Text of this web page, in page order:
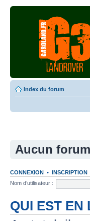
Index du forum
Aucun
CONNEXION • INSCRIPTION
Nom d’utilisateur :
QUI EST EN